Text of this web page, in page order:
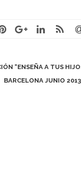
“ENSEÑA A TUS
BARCELONA JUNIO 2013